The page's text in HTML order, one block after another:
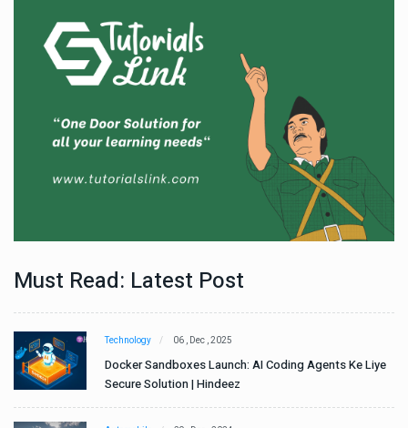
Must Read: Latest Post
Technology 06 , Dec , 2025
Docker Sandboxes Launch: AI Coding Agents Ke Liye
Secure Solution | Hindeez